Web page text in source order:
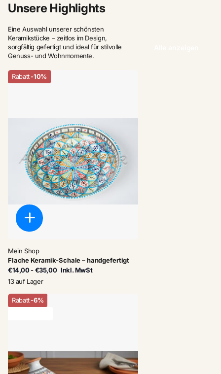
Unsere Highlights
Eine Auswahl unserer schönsten
Keramikstücke – zeitlos im Design,
sorgfältig gefertigt und ideal für stilvolle
Genuss- und Wohnmomente.
Rabatt-10%
Mein Shop
Flache Keramik-Schale – handgefertigt
€14,00- €35,00 Inkl. MwSt
13 auf Lager
Rabatt-6%